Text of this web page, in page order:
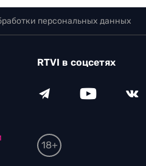
персональных данных
RTVI в соцсетях
18+